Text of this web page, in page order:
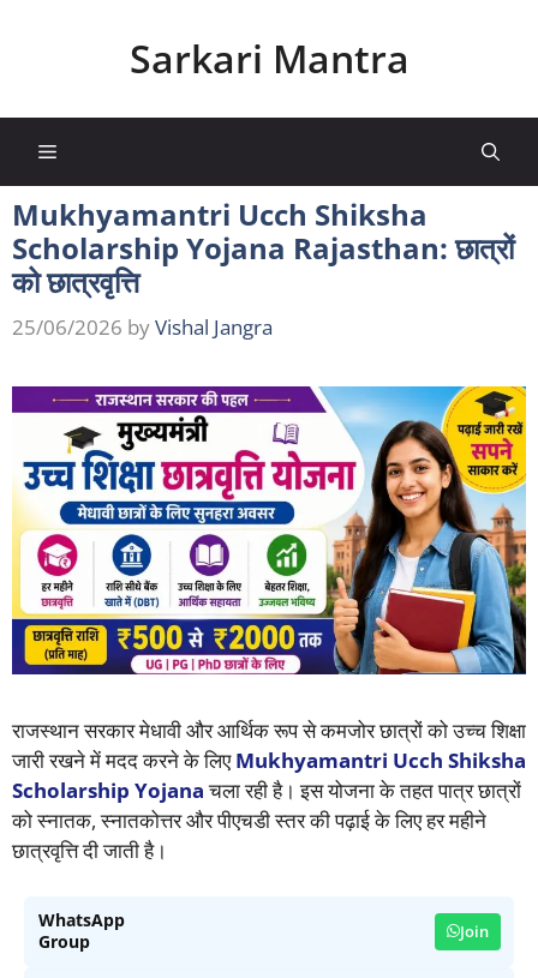
Sarkari Mantra
Menu
Mukhyamantri Ucch Shiksha
Scholarship Yojana Rajasthan: छात्रों
को छात्रवृत्ति
25/06/2026 byVishal Jangra
राजस्थान सरकार मेधावी और आर्थिक रूप से कमजोर छात्रों को उच्च शिक्षा
जारी रखने में मदद करने के लिएMukhyamantri Ucch Shiksha
Scholarship Yojanaचला रही है। इस योजना के तहत पात्र छात्रों
को स्नातक, स्नातकोत्तर और पीएचडी स्तर की पढ़ाई के लिए हर महीने
छात्रवृत्ति दी जाती है।
WhatsApp
Group
Join